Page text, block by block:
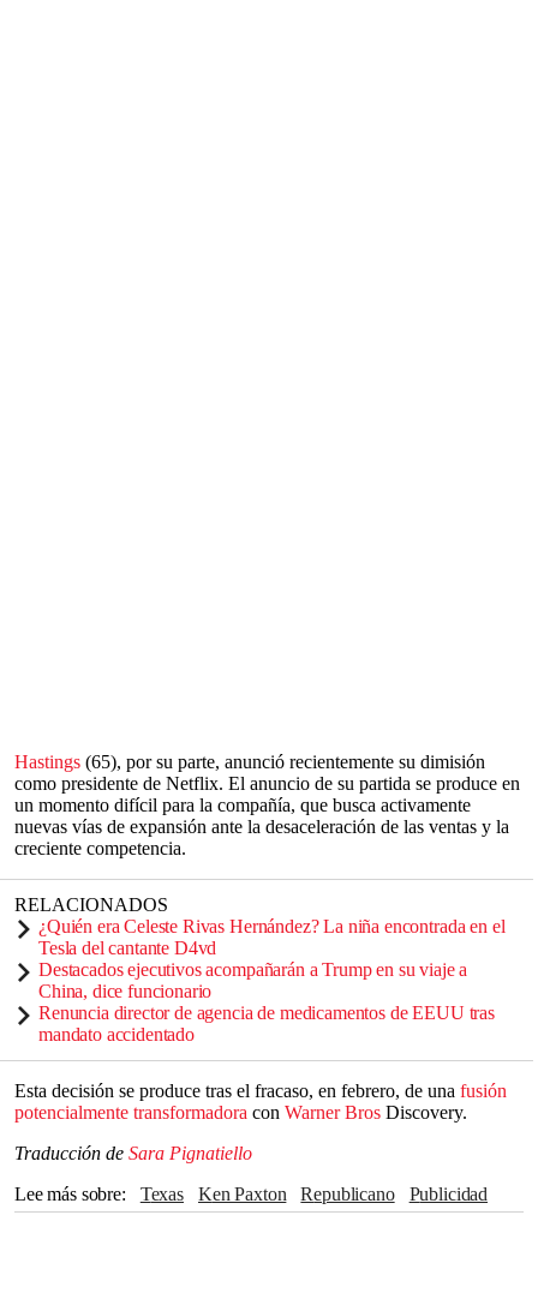
Hastings (65), por su parte, anunció recientemente su dimisión
como presidente de Netflix. El anuncio de su partida se produce en
un momento difícil para la compañía, que busca activamente
nuevas vías de expansión ante la desaceleración de las ventas y la
creciente competencia.
RELACIONADOS
¿Quién era Celeste Rivas Hernández? La niña encontrada en el
Tesla del cantante D4vd
Destacados ejecutivos acompañarán a Trump en su viaje a
China, dice funcionario
Renuncia director de agencia de medicamentos de EEUU tras
mandato accidentado
Esta decisión se produce tras el fracaso, en febrero, de una fusión
potencialmente transformadora con Warner Bros Discovery.
Traducción de Sara Pignatiello
Lee más sobre
Texas Ken Paxton republicano
Publicidad